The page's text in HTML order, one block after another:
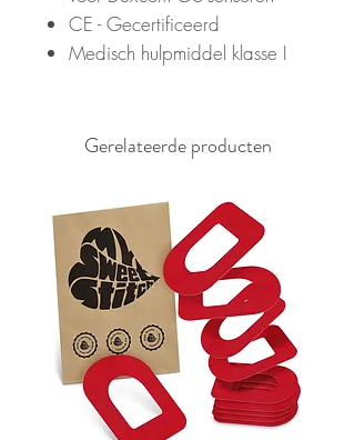
CE - Gecertificeerd
Medisch hulpmiddel klasse I
Gerelateerde producten